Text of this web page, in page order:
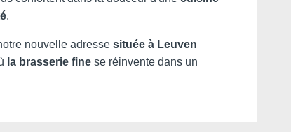
.
nouvelle adresse située à Leuven
la brasserie fine se réinvente dans un
recevoir des e-mails avec des promotions et
réserver en direct ?